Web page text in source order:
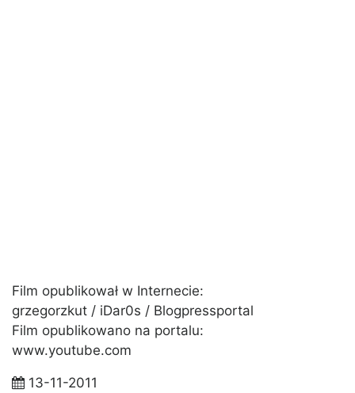
Film opublikował w Internecie:
grzegorzkut / iDar0s / Blogpressportal
Film opublikowano na portalu:
www.youtube.com
13-11-2011